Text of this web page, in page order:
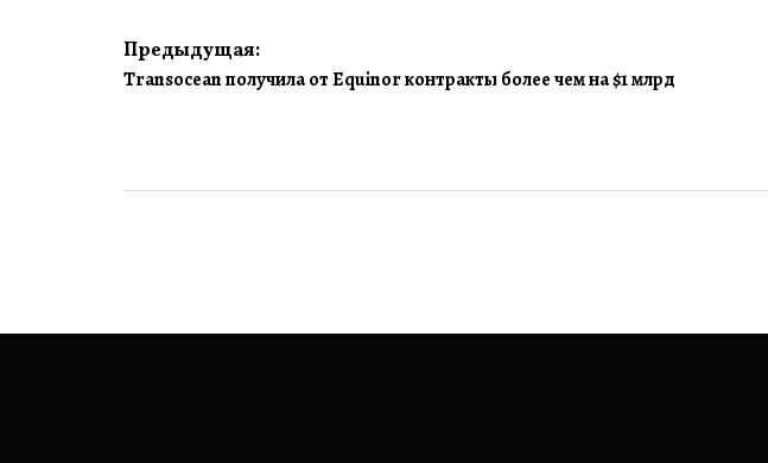
Навигация
Предыдущая:
Transocean получила от Equinor контракты более чем на $1 млрд